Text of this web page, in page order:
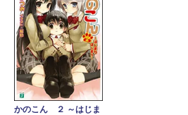
かのこん ２ ～はじま